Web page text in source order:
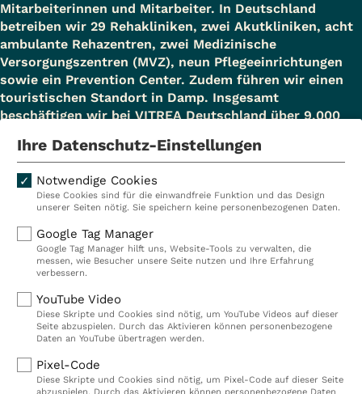
Mitarbeiterinnen und Mitarbeiter. In Deutschland
betreiben wir 29 Rehakliniken, zwei Akutkliniken, acht
ambulante Rehazentren, zwei Medizinische
Versorgungszentren (MVZ), neun Pflegeeinrichtungen
sowie ein Prevention Center. Zudem führen wir einen
touristischen Standort in Damp. Insgesamt
beschäftigen wir bei VITREA Deutschland über 9.000
Kliniken
Ambulant
Reha
Prävention
Karriere
VITREA Deutschland
IMPRESSUM
HINWEISGEBERSYSTEM
Ihre Datenschutz-Einstellungen
Notwendige Cookies
Diese Cookies sind für die einwandfreie Funktion und das Design
unserer Seiten nötig. Sie speichern keine personenbezogenen Daten.
Google Tag Manager
Google Tag Manager hilft uns, Website-Tools zu verwalten, die
messen, wie Besucher unsere Seite nutzen und Ihre Erfahrung
verbessern.
YouTube Video
Diese Skripte und Cookies sind nötig, um YouTube Videos auf dieser
Seite abzuspielen. Durch das Aktivieren können personenbezogene
Daten an YouTube übertragen werden.
Pixel-Code
Diese Skripte und Cookies sind nötig, um Pixel-Code auf dieser Seite